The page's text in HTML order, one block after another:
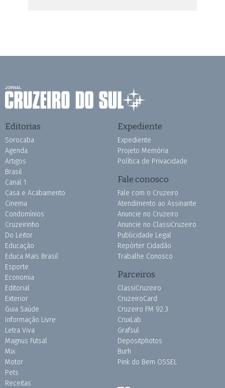
Editorias
Sorocaba
Agenda
Artigos
Brasil
Canal 1
Casa e Acabamento
Cinema
Condomínios
Cruzeirinho
Do Leitor
Educação
Educa Mais Brasil
Esporte
Economia
Editorial
Exterior
Guia Saúde
Informação Livre
Letra Viva
Magnus Futsal
Mix
Motor
Pets
Receitas
Expediente
Expediente
Projeto Memória
Política de Privacidade
Fale conosco
Fale com o Cruzeiro
Atendimento ao Assinante
Anuncie no Cruzeiro
Anuncie no ClassiCruzeiro
Publicidade Legal
Repórter Cidadão
Trabalhe Conosco
Parceiros
ClassiCruzeiro
CruzeiroCard
Cruzeiro FM 92.3
CruxLab
Grafsul
Depositphotos
Burh
Pink do Bem OSSEL